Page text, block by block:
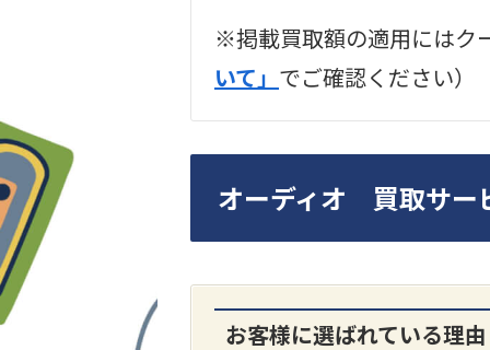
2024年12月更新 オーデ
LUXKIT
※掲載買取額の適用にはク
いて」 でご確認ください）
オーディオ 買取サー
お客様に選ばれている理由